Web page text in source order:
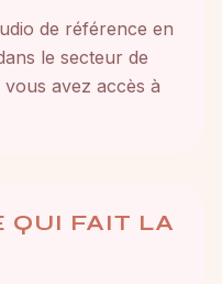
de référence en
le secteur de
vous avez accès à
QUI FAIT LA